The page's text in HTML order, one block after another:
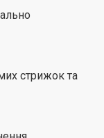
HD3, що
стрижок та